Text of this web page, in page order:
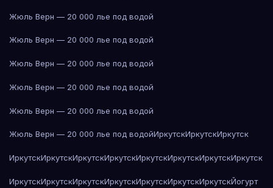
Жюль Верн — 20 000 лье под водой
Жюль Верн — 20 000 лье под водой
Жюль Верн — 20 000 лье под водой
Жюль Верн — 20 000 лье под водой
Жюль Верн — 20 000 лье под водой
Жюль Верн — 20 000 лье под водойИркутскИркутскИркутск
ИркутскИркутскИркутскИркутскИркутскИркутскИркутскИркутск
ИркутскИркутскИркутскИркутскИркутскИркутскИркутскЙогурт